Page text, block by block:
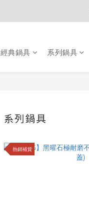
經典鍋具 系列鍋具
系列鍋具
熱銷補貨